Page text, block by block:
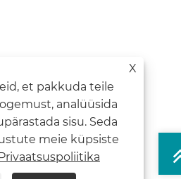
X
et pakkuda teile
analüüsida
sisu. Seda
meie küpsiste